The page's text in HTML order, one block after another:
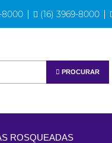
8000 (16) 3969-8000
PROCURAR
ROSQUEADAS